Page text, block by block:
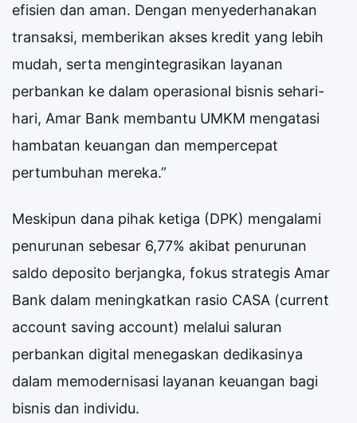
efisien dan aman. Dengan menyederhanakan
transaksi, memberikan akses kredit yang lebih
mudah, serta mengintegrasikan layanan
perbankan ke dalam operasional bisnis sehari-
hari, Amar Bank membantu UMKM mengatasi
hambatan keuangan dan mempercepat
pertumbuhan mereka.”
Meskipun dana pihak ketiga (DPK) mengalami
penurunan sebesar 6,77% akibat penurunan
saldo deposito berjangka, fokus strategis Amar
Bank dalam meningkatkan rasio CASA (current
account saving account) melalui saluran
perbankan digital menegaskan dedikasinya
dalam memodernisasi layanan keuangan bagi
bisnis dan individu.